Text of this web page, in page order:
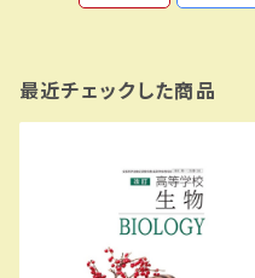
最近チェックした商品